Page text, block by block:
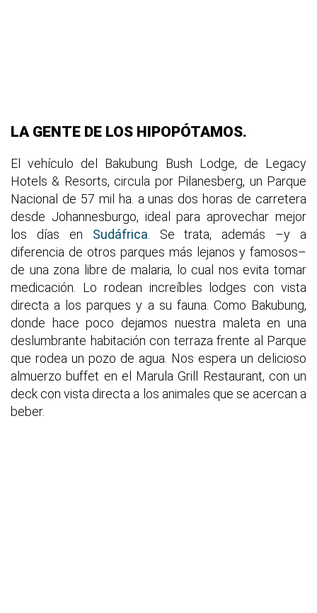
LA GENTE DE LOS HIPOPÓTAMOS.
El vehículo del Bakubung Bush Lodge, de Legacy
Hotels & Resorts, circula por Pilanesberg, un Parque
Nacional de 57 mil ha. a unas dos horas de carretera
desde Johannesburgo, ideal para aprovechar mejor
los días en Sudáfrica . Se trata, además –y a
diferencia de otros parques más lejanos y famosos–
de una zona libre de malaria, lo cual nos evita tomar
medicación. Lo rodean increíbles lodges con vista
directa a los parques y a su fauna. Como Bakubung,
donde hace poco dejamos nuestra maleta en una
deslumbrante habitación con terraza frente al Parque
que rodea un pozo de agua. Nos espera un delicioso
almuerzo buffet en el Marula Grill Restaurant, con un
deck con vista directa a los animales que se acercan a
beber.